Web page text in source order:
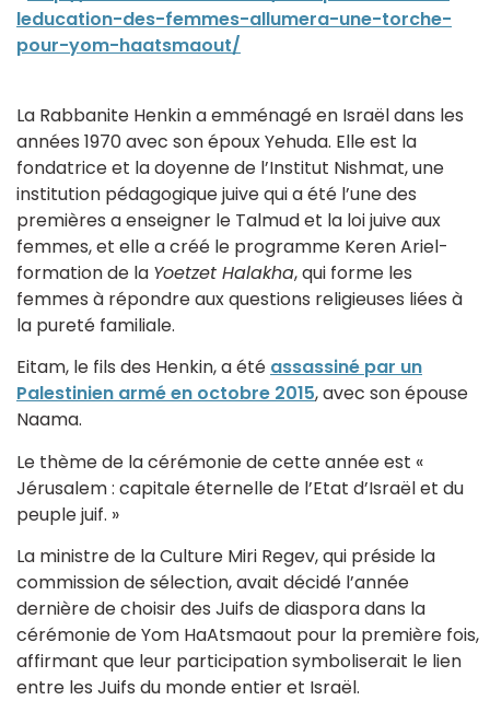
leducation-des-femmes-allumera-une-torche-
pour-yom-haatsmaout/
La Rabbanite Henkin a emménagé en Israël dans les
années 1970 avec son époux Yehuda. Elle est la
fondatrice et la doyenne de l’Institut Nishmat, une
institution pédagogique juive qui a été l’une des
premières a enseigner le Talmud et la loi juive aux
femmes, et elle a créé le programme Keren Ariel-
formation de la Yoetzet Halakha, qui forme les
femmes à répondre aux questions religieuses liées à
la pureté familiale.
Eitam, le fils des Henkin, a été assassiné par un
Palestinien armé en octobre 2015, avec son épouse
Naama.
Le thème de la cérémonie de cette année est «
Jérusalem : capitale éternelle de l’Etat d’Israël et du
peuple juif. »
La ministre de la Culture Miri Regev, qui préside la
commission de sélection, avait décidé l’année
dernière de choisir des Juifs de diaspora dans la
cérémonie de Yom HaAtsmaout pour la première fois,
affirmant que leur participation symboliserait le lien
entre les Juifs du monde entier et Israël.